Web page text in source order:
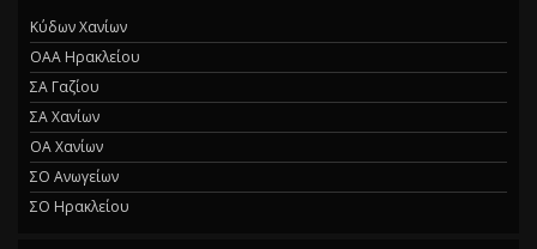
Κύδων Χανίων
ΟΑΑ Ηρακλείου
ΣΑ Γαζίου
ΣΑ Χανίων
ΟΑ Χανίων
ΣΟ Ανωγείων
ΣΟ Ηρακλείου